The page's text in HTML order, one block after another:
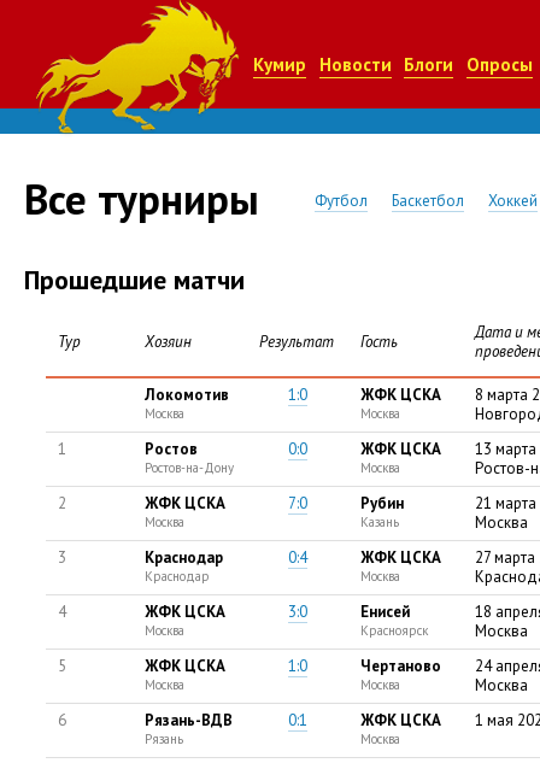
Кумир Новости Блоги Опросы
Все турниры Футбол Баскетбол Хоккей
Прошедшие матчи
Тур Хозяин Результат Гость
Дата и
Локомотив
Москва
1:0 ЖФК ЦСКА
Москва
8 марта
1
Ростов
Ростов-на-Дону
0:0 ЖФК ЦСКА
Москва
13
Ростов-
2
ЖФК ЦСКА
Москва
7:0 Рубин
Казань
21
Москва
3
Краснодар
Краснодар
0:4 ЖФК ЦСКА
Москва
27
4
ЖФК ЦСКА
Москва
3:0 Енисей
Красноярск
18
Москва
5
ЖФК ЦСКА
Москва
1:0 Чертаново
Москва
24
Москва
6
Рязань-ВДВ
Рязань
0:1 ЖФК ЦСКА
Москва
1 мая